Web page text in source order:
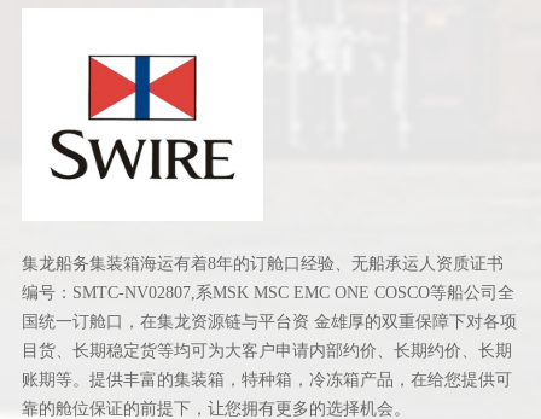
集龙船务集装箱海运有着8年的订舱口经验、无船承运人资质证书
编号：SMTC-NV02807,系MSK MSC EMC ONE COSCO等船公司全
国统一订舱口，在集龙资源链与平台资 金雄厚的双重保障下对各项
目货、长期稳定货等均可为大客户申请内部约价、长期约价、长期
账期等。提供丰富的集装箱，特种箱，冷冻箱产品，在给您提供可
靠的舱位保证的前提下，让您拥有更多的选择机会。